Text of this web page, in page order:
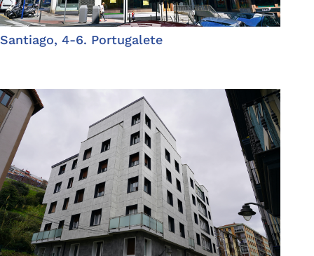
Santiago, 4-6. Portugalete